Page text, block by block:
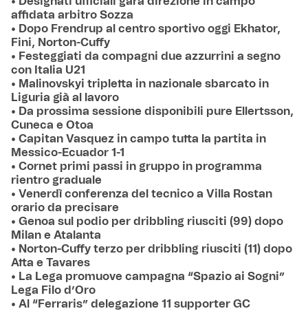
affidata arbitro Sozza
• Dopo Frendrup al centro sportivo oggi Ekhator,
Fini, Norton-Cuffy
• Festeggiati da compagni due azzurrini a segno
con Italia U21
• Malinovskyi tripletta in nazionale sbarcato in
Liguria già al lavoro
• Da prossima sessione disponibili pure Ellertsson,
Cuneca e Otoa
• Capitan Vasquez in campo tutta la partita in
Messico-Ecuador 1-1
• Cornet primi passi in gruppo in programma
rientro graduale
• Venerdì conferenza del tecnico a Villa Rostan
orario da precisare
• Genoa sul podio per dribbling riusciti (99) dopo
Milan e Atalanta
• Norton-Cuffy terzo per dribbling riusciti (11) dopo
Atta e Tavares
• La Lega promuove campagna “Spazio ai Sogni”
Lega Filo d’Oro
• Al “Ferraris” delegazione 11 supporter GC